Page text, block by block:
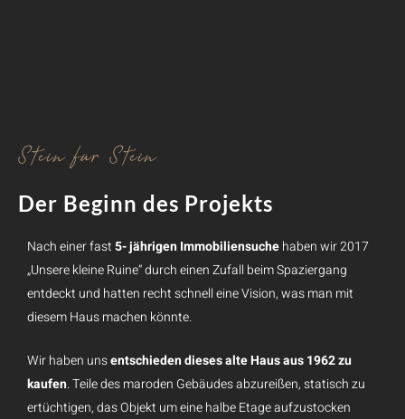
Stein für Stein
Der Beginn des Projekts
Nach einer fast5- jährigen Immobiliensuchehaben wir 2017
„Unsere kleine Ruine“ durch einen Zufall beim Spaziergang
entdeckt und hatten recht schnell eine Vision, was man mit
diesem Haus machen könnte.
Wir haben unsentschieden dieses alte Haus aus 1962 zu
kaufen. Teile des maroden Gebäudes abzureißen, statisch zu
ertüchtigen, das Objekt um eine halbe Etage aufzustocken